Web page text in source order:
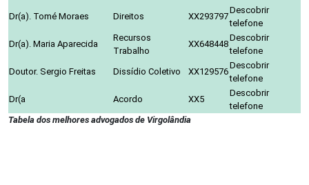
Dr(a). Tomé Moraes
Direitos XX293797
Descobrir
telefone
Dr(a). Maria Aparecida
Recursos
Trabalho
XX648448
Descobrir
telefone
Doutor. Sergio Freitas
Dissídio Coletivo XX129576
Descobrir
telefone
Dr(a
Acordo XX5
Descobrir
telefone
Tabela dos melhores advogados de Virgolândia